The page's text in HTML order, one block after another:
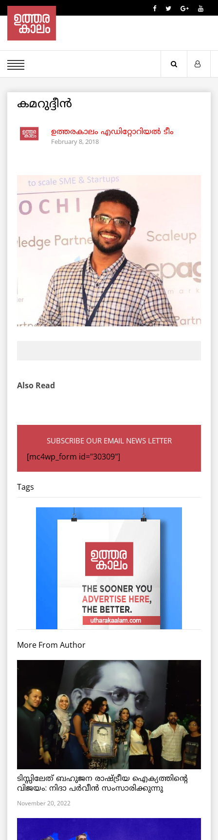
കമറുദ്ദീന്‍
ഉത്തരകാലം എഡിറ്റോറിയല്‍ ടീം
February 8, 2018
Also Read
SUBSCRIBE OUR EMAIL NEWS LETTER
[mc4wp_form id="30309"]
Tags
More From Author
ടിസ്സിലേത് ബഹുജന രാഷ്ട്രീയ ഐക്യത്തിന്റെ
വിജയം: നിദാ പർവീൻ സംസാരിക്കുന്നു
November 20, 2022